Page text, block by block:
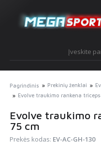
Pagrindinis Prekinių ženklai
Evolve traukimo rankena
Evolve traukimo
75 cm
Prekės kodas: EV-AC-GH-130